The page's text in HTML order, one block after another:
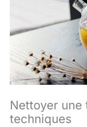
Nettoyer
techniques